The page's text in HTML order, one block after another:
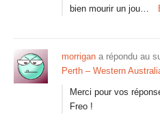
bien mourir un jou…
morrigan a répondu au
Perth – Western
Merci pour vos
Freo !